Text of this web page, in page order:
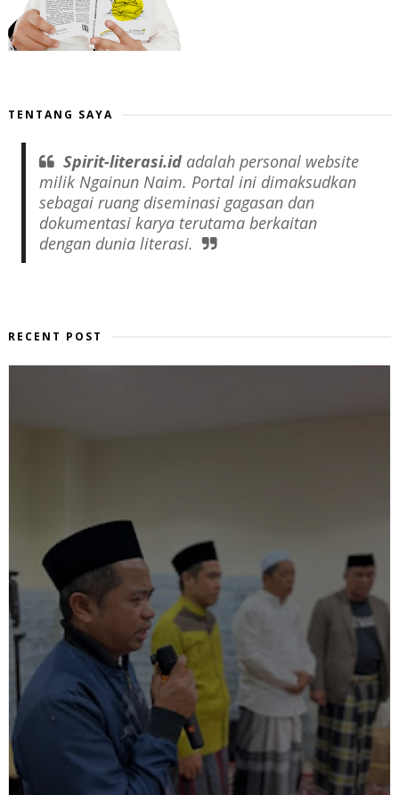
TENTANG SAYA
Spirit-literasi.idadalah personal website
milik Ngainun Naim. Portal ini dimaksudkan
sebagai ruang diseminasi gagasan dan
dokumentasi karya terutama berkaitan
dengan dunia literasi.
RECENT POST